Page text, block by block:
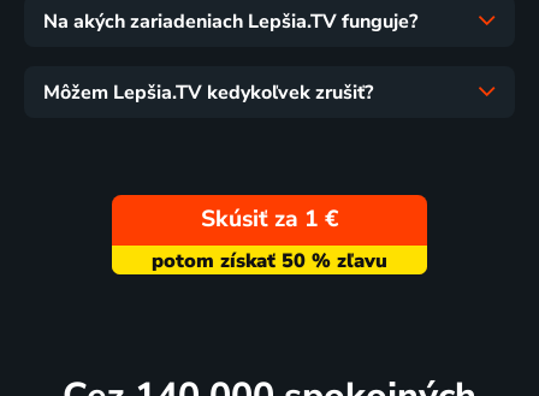
Na akých zariadeniach Lepšia.TV funguje?
Môžem Lepšia.TV kedykoľvek zrušiť?
Skúsiť za 1 €